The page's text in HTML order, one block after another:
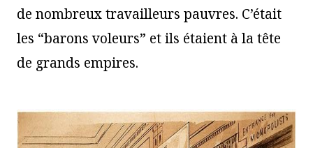
de nombreux travailleurs pauvres. C’était
les “barons voleurs” et ils étaient à la tête
de grands empires.